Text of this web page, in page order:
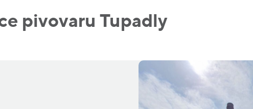
pivovaru Tupadly